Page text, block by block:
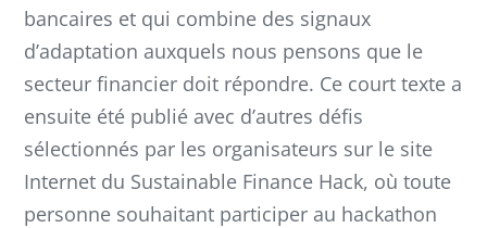
bancaires et qui combine des signaux
d’adaptation auxquels nous pensons que le
secteur financier doit répondre. Ce court texte a
ensuite été publié avec d’autres défis
sélectionnés par les organisateurs sur le site
Internet du Sustainable Finance Hack, où toute
personne souhaitant participer au hackathon